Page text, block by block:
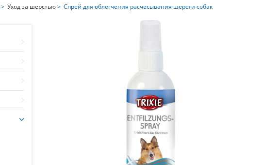
> Уход за шерстью> Спрей для облегчения расчесывания шерсти собак